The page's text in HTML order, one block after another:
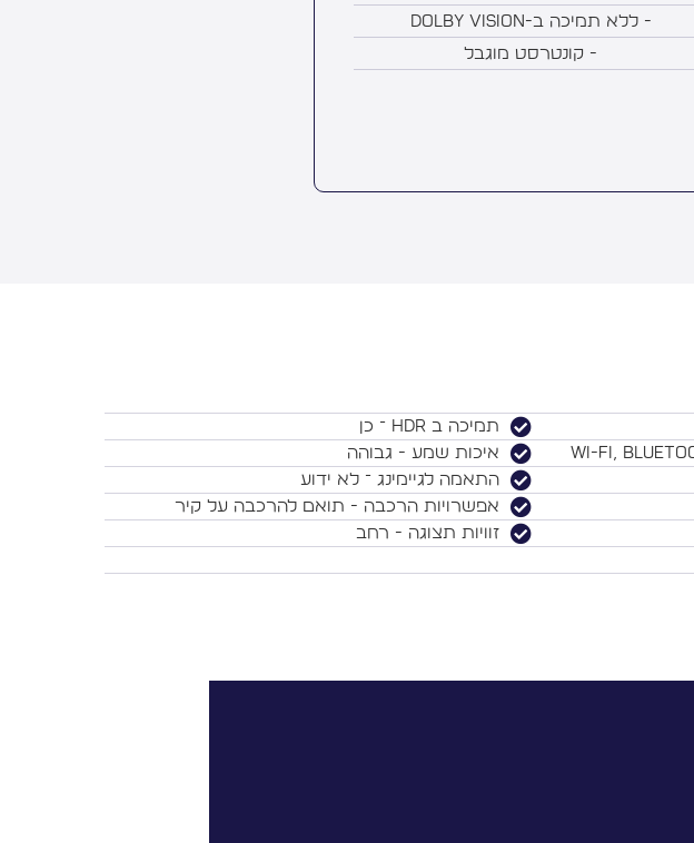
- ללא תמיכה ב-Dolby Vision
- קונטרסט מוגבל
תמיכה ב HDR ־ כן
איכות שמע - גבוהה
התאמה לגיימינג ־ לא ידוע
אפשרויות הרכבה - תואם להרכבה על קיר
זוויות תצוגה - רחב